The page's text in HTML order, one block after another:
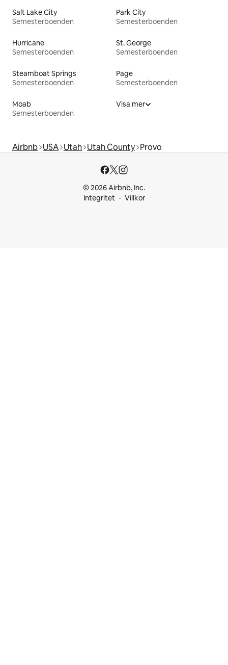
Salt Lake City
Semesterboenden
Park City
Semesterboenden
Hurricane
Semesterboenden
St. George
Semesterboenden
Steamboat Springs
Semesterboenden
Page
Semesterboenden
Moab
Semesterboenden
Visa mer
Airbnb USA Utah Utah County Provo
© 2026 Airbnb, Inc.
Integritet
Villkor